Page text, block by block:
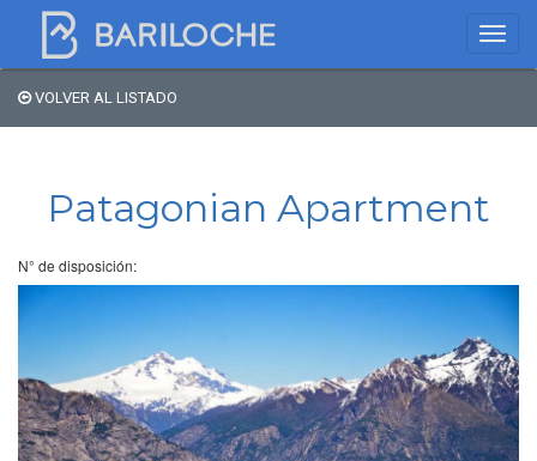
Bariloche
Tipo de alojamiento
Estrellas
VOLVER AL LISTADO
Patagonian Apartment
N° de disposición: